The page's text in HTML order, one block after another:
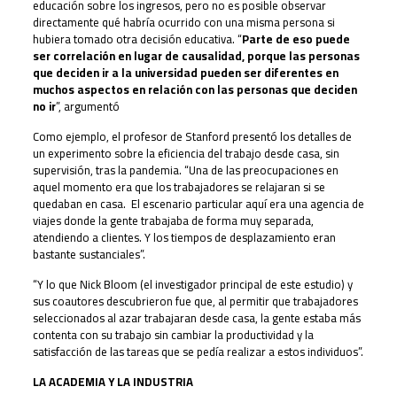
educación sobre los ingresos, pero no es posible observar
directamente qué habría ocurrido con una misma persona si
hubiera tomado otra decisión educativa. “Parte de eso puede
ser correlación en lugar de causalidad, porque las personas
que deciden ir a la universidad pueden ser diferentes en
muchos aspectos en relación con las personas que deciden
no ir”, argumentó
Como ejemplo, el profesor de Stanford presentó los detalles de
un experimento sobre la eficiencia del trabajo desde casa, sin
supervisión, tras la pandemia. “Una de las preocupaciones en
aquel momento era que los trabajadores se relajaran si se
quedaban en casa. El escenario particular aquí era una agencia de
viajes donde la gente trabajaba de forma muy separada,
atendiendo a clientes. Y los tiempos de desplazamiento eran
bastante sustanciales”.
“Y lo que Nick Bloom (el investigador principal de este estudio) y
sus coautores descubrieron fue que, al permitir que trabajadores
seleccionados al azar trabajaran desde casa, la gente estaba más
contenta con su trabajo sin cambiar la productividad y la
satisfacción de las tareas que se pedía realizar a estos individuos”.
LA ACADEMIA Y LA INDUSTRIA